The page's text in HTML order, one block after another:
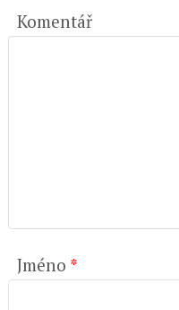
Komentář
Jméno *